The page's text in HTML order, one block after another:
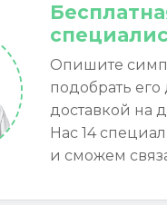
Опишите
подобрать
доставкой на
Нас 14
и сможем